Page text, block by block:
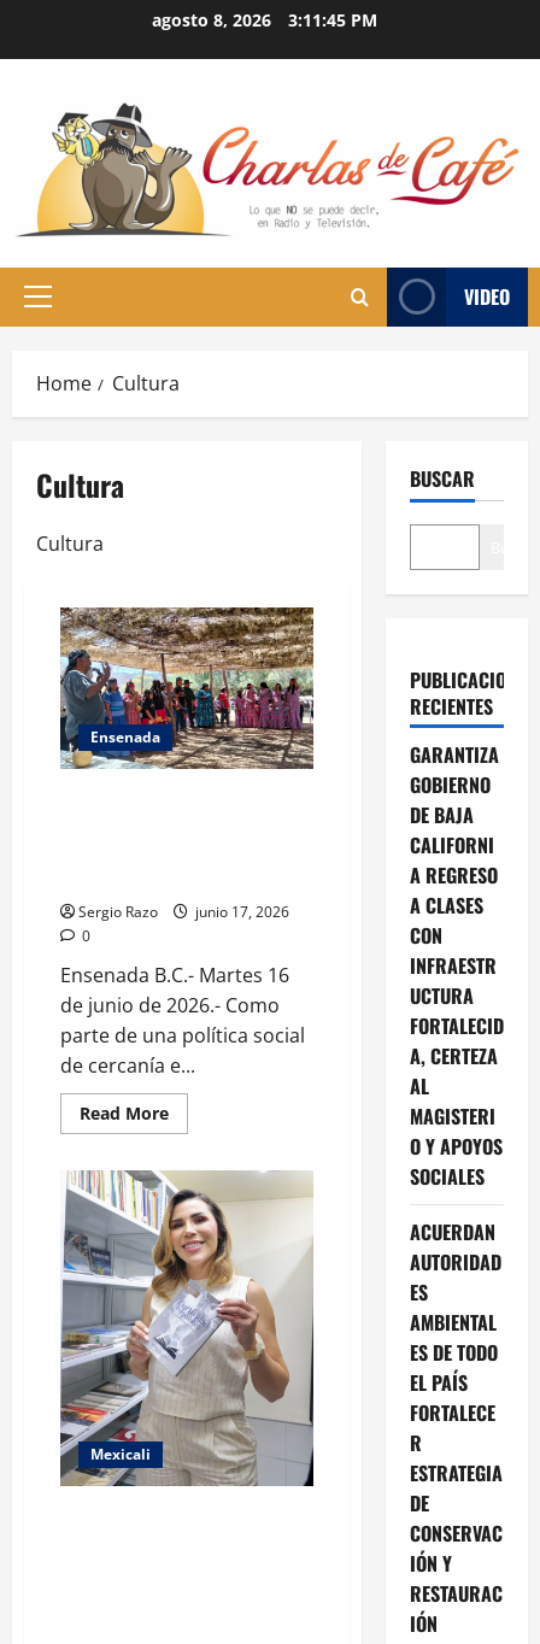
agosto 8, 2026 3:11:45 PM
Primary
VIDEO
Home Cultura
Cultura
Cultura
Ensenada
Sergio Razo
junio 17, 2026
0
Ensenada B.C.- Martes 16
de junio de 2026.- Como
parte de una política social
de cercanía e...
Read MoreRead
more
de
Claudia
Agatón
participa
en
la
preservación
de
la
cultura
ancestral
de
San
Antonio
Necua
Mexicali
BUSCAR
PUBLICACIONES
RECIENTES
GARANTIZA
GOBIERNO
DE BAJA
CALIFORNI
A REGRESO
A CLASES
CON
INFRAESTR
UCTURA
FORTALECID
A, CERTEZA
AL
MAGISTERI
O Y APOYOS
SOCIALES
ACUERDAN
AUTORIDAD
ES
AMBIENTAL
ES DE TODO
EL PAÍS
FORTALECE
R
ESTRATEGIA
DE
CONSERVAC
IÓN Y
RESTAURAC
IÓN